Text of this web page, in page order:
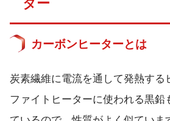
ター
カーボンヒーターとは
炭素繊維に電流を通して発熱する
ファイトヒーターに使われる黒鉛